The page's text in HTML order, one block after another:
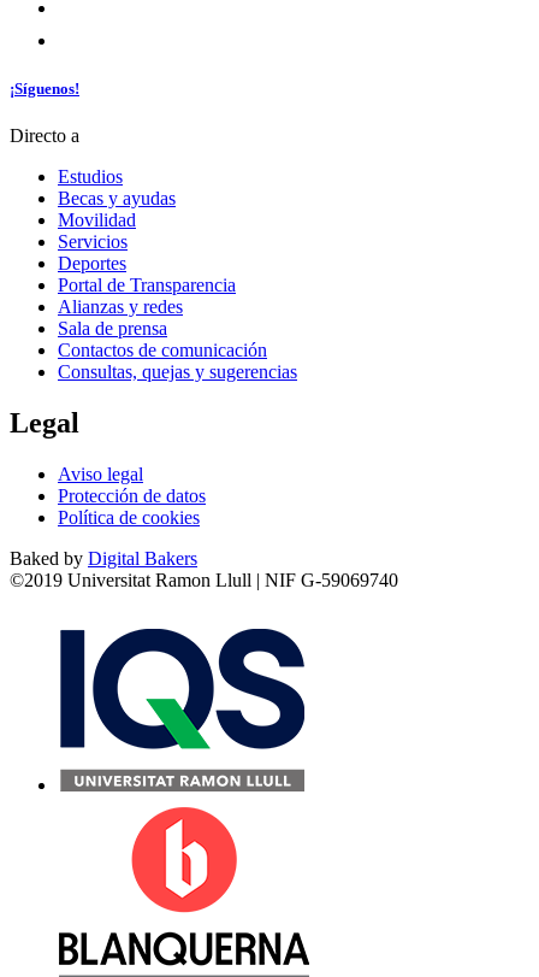
¡Síguenos!
Directo a
Estudios
Becas y ayudas
Movilidad
Servicios
Deportes
Portal de Transparencia
Alianzas y redes
Sala de prensa
Contactos de comunicación
Consultas, quejas y sugerencias
Legal
Aviso legal
Protección de datos
Política de cookies
Baked by Digital Bakers
©2019 Universitat Ramon Llull | NIF G-59069740